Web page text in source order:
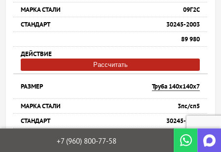
+7 (960) 800‐77‐58
09Г2С
30245-2003
89 980
Рассчитать
Труба 140х140х7
3пс/сп5
30245-2003
77 880